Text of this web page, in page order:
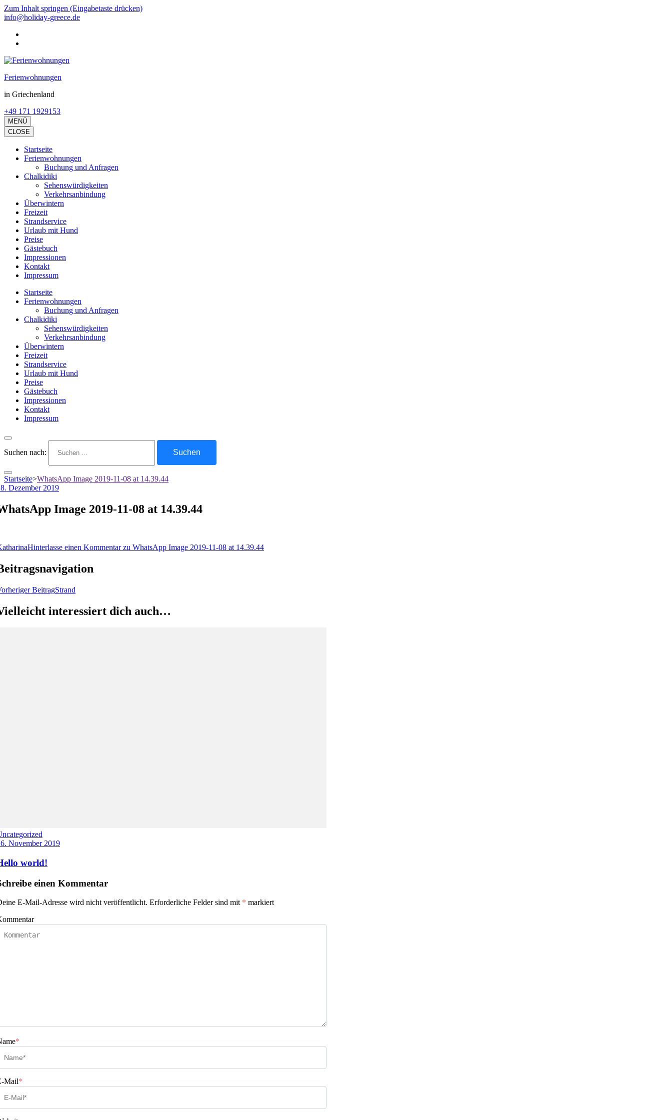
Zum Inhalt springen (Eingabetaste drücken)
info@holiday-greece.de
Ferienwohnungen
in Griechenland
+49 171 1929153
MENÜ
CLOSE
Startseite
Ferienwohnungen
Buchung und Anfragen
Chalkidiki
Sehenswürdigkeiten
Verkehrsanbindung
Überwintern
Freizeit
Strandservice
Urlaub mit Hund
Preise
Gästebuch
Impressionen
Kontakt
Impressum
Startseite
Ferienwohnungen
Buchung und Anfragen
Chalkidiki
Sehenswürdigkeiten
Verkehrsanbindung
Überwintern
Freizeit
Strandservice
Urlaub mit Hund
Preise
Gästebuch
Impressionen
Kontakt
Impressum
Suchen nach:
Startseite>WhatsApp Image 2019-11-08 at 14.39.44
Dezember 2019
Image 2019-11-08 at 14.39.44
Hinterlasse einen Kommentarzu WhatsApp Image 2019-11-08 at 14.39.44
BeitragStrand
interessiert dich auch…
November 2019
world!
einen Kommentar
E-Mail-Adresse wird nicht veröffentlicht. Erforderliche Felder sind mit * markiert
*
Mail*